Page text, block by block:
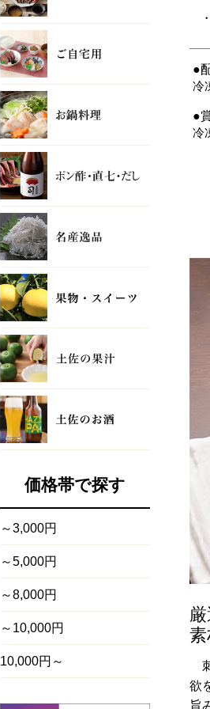
価格帯で探す
～3,000円
～5,000円
～8,000円
～10,000円
10,000円～
●
冷
●
冷
欲
旨